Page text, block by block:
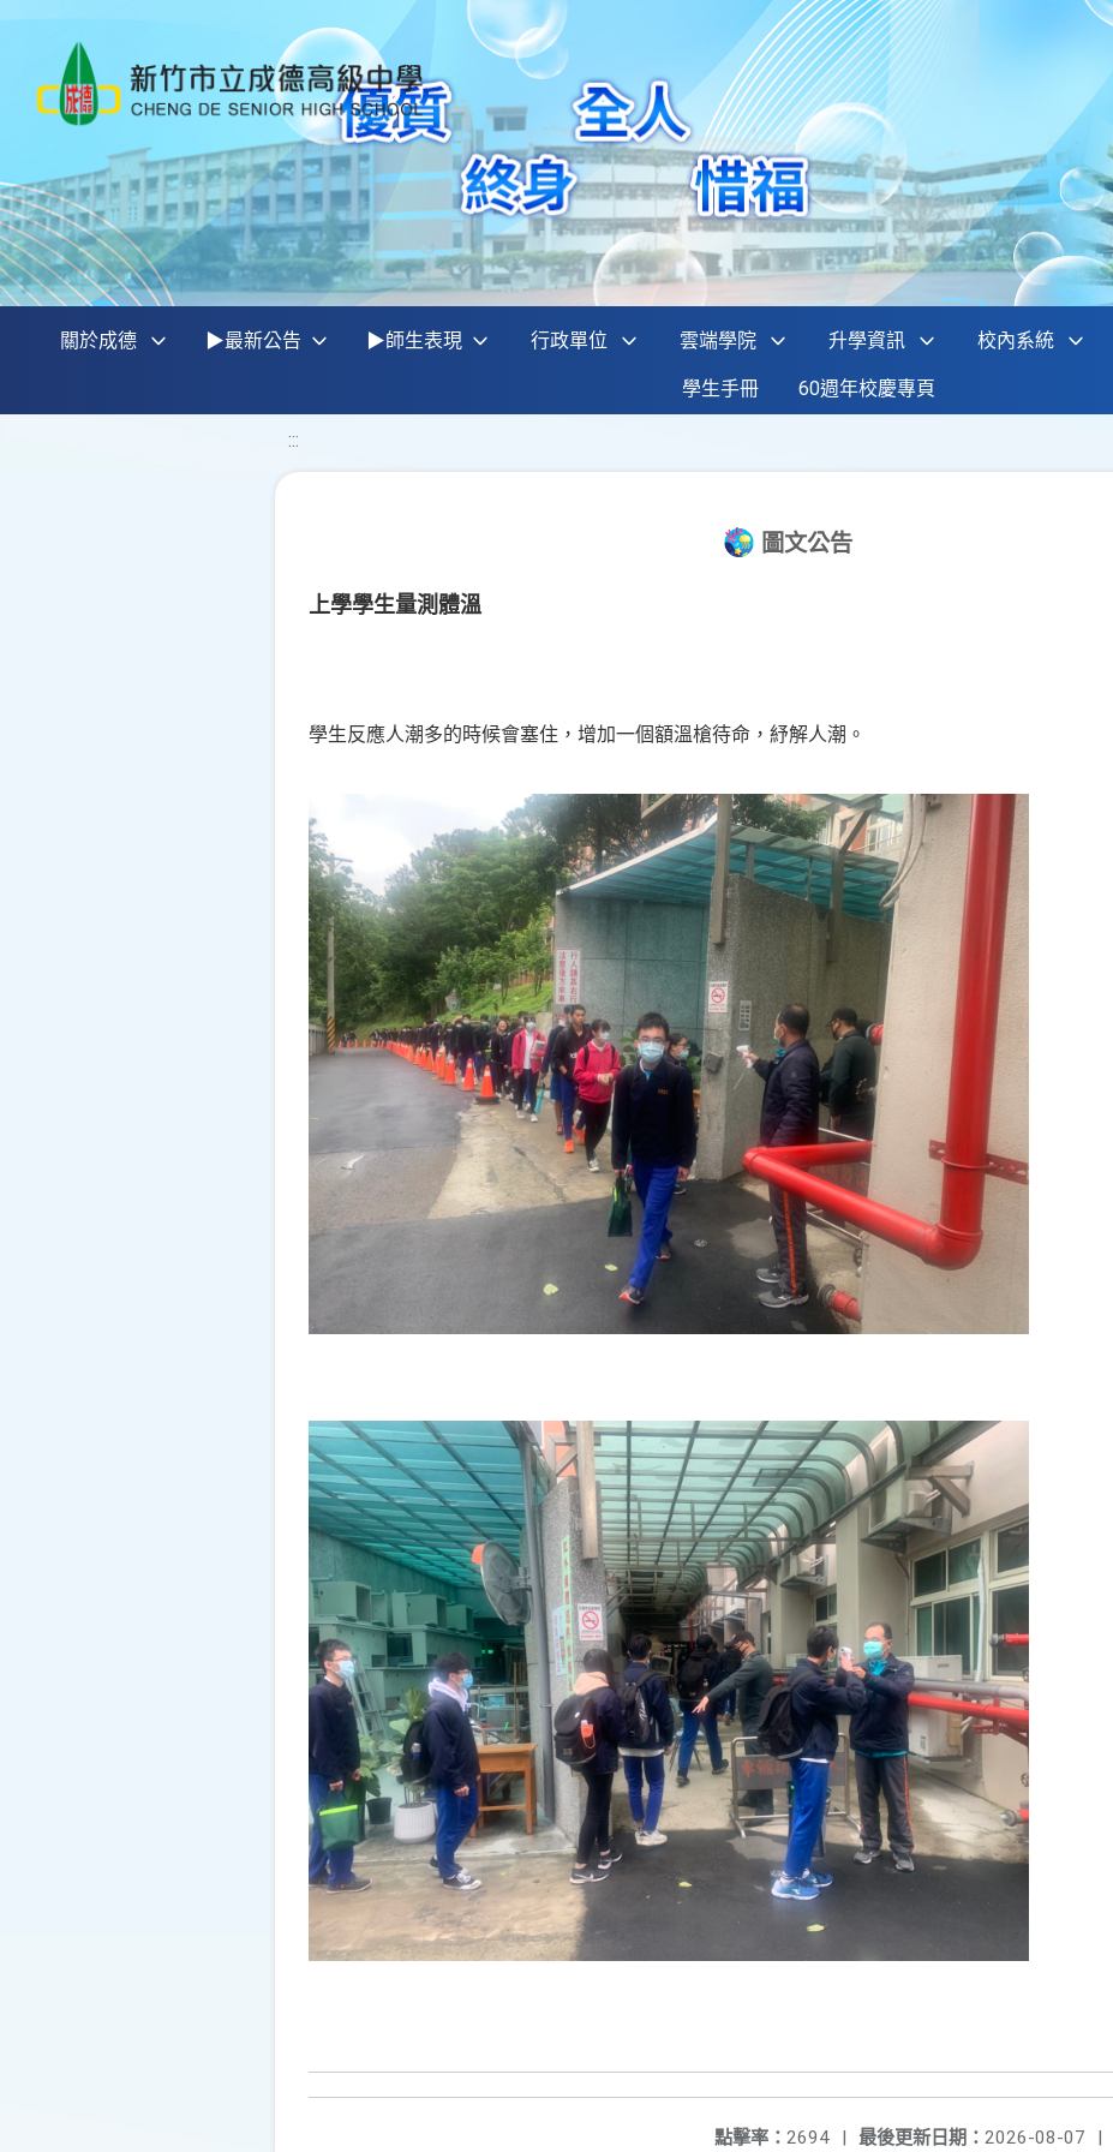
關於成德 ▶最新公告 ▶師生表現 行政單位 雲端學院 升學資訊 校內系統
學生手冊 60週年校慶專頁
:::
圖文公告
上學學生量測體溫
學生反應人潮多的時候會塞住，增加一個額溫槍待命，紓解人潮。
最後更新日期： 2026-08-07 |
點擊率： 2694 |